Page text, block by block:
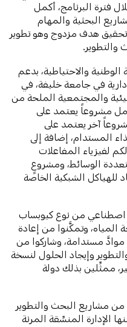
فترة البرنامج، أكمل
البحثية والمهام
تحقيق هدف مزدوج وهو تطوير
والتطوير.
والاحتياطية، بدعم
في جامعة خليفة، في
والمجتمعية الملحة من
مشروعاً يعتمد على
آخر يعتمد على
المستدام، إضافة إلى
لفيزياء المفاعلات
الوسائط، ومشروعٍ
للهياكل الشبكية الخاصة
اصطناعي من نوع كيوبساب
وتمكَّنوا من إعادة
موادَّ مستدامة، وشاركوا من
وإيجاد الحلول لنسخة
ممثِّلين بذلك دولة
من مشاريع البحث والتطوير
الإدارة المنسِّقة المرنة